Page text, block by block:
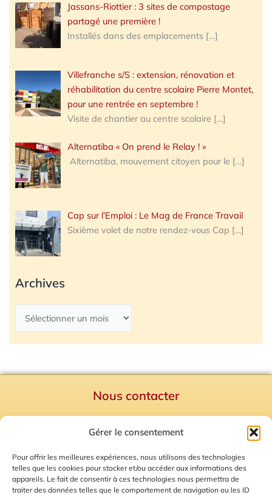
Gérer le consentement
Pour offrir les meilleures expériences, nous utilisons des technologies
telles que les cookies pour stocker et/ou accéder aux informations des
appareils. Le fait de consentir à ces technologies nous permettra de
traiter des données telles que le comportement de navigation ou les ID
Jassans-Riottier : 3 sites de compostage
partagé une première !
Installés dans des emplacements […]
Villefranche s/S : extension, rénovation et
réhabilitation du centre scolaire Pierre Montet,
pour une rentrée en septembre !
Visite de chantier au centre scolaire […]
Alternatiba « On prend le Relay ! »
Alternatiba, mouvement citoyen pour le […]
Cap sur l’Emploi : Le Mag de France Travail
Sixième volet de notre rendez-vous Cap […]
Archives
Nous contacter
Mentions Légales
Plan du site
Gestion des Cookies